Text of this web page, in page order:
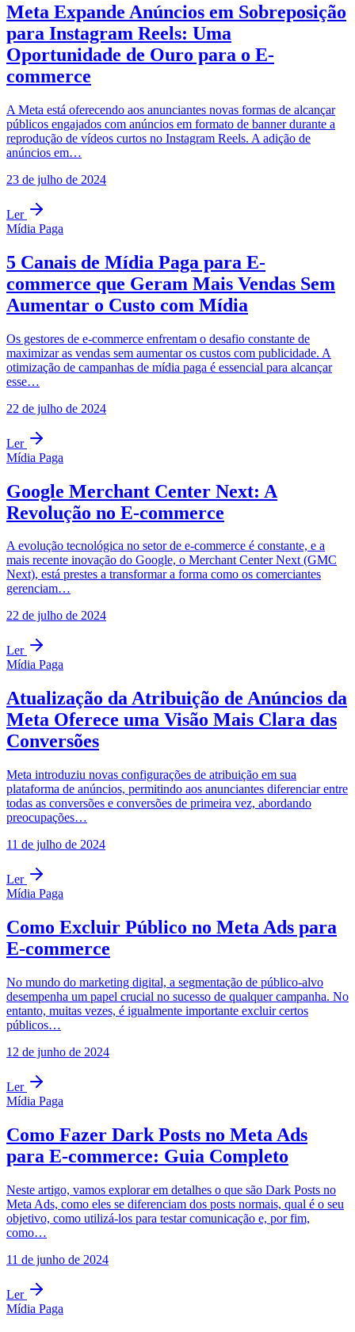
Meta Expande Anúncios em Sobreposição
para Instagram Reels: Uma
Oportunidade de Ouro para o E-
commerce
A Meta está oferecendo aos anunciantes novas formas de alcançar
públicos engajados com anúncios em formato de banner durante a
reprodução de vídeos curtos no Instagram Reels. A adição de
anúncios em…
23 de julho de 2024
Ler
Mídia Paga
5 Canais de Mídia Paga para E-
commerce que Geram Mais Vendas Sem
Aumentar o Custo com Mídia
Os gestores de e-commerce enfrentam o desafio constante de
maximizar as vendas sem aumentar os custos com publicidade. A
otimização de campanhas de mídia paga é essencial para alcançar
esse…
22 de julho de 2024
Ler
Mídia Paga
Google Merchant Center Next: A
Revolução no E-commerce
A evolução tecnológica no setor de e-commerce é constante, e a
mais recente inovação do Google, o Merchant Center Next (GMC
Next), está prestes a transformar a forma como os comerciantes
gerenciam…
22 de julho de 2024
Ler
Mídia Paga
Atualização da Atribuição de Anúncios da
Meta Oferece uma Visão Mais Clara das
Conversões
Meta introduziu novas configurações de atribuição em sua
plataforma de anúncios, permitindo aos anunciantes diferenciar entre
todas as conversões e conversões de primeira vez, abordando
preocupações…
11 de julho de 2024
Ler
Mídia Paga
Como Excluir Público no Meta Ads para
E-commerce
No mundo do marketing digital, a segmentação de público-alvo
desempenha um papel crucial no sucesso de qualquer campanha. No
entanto, muitas vezes, é igualmente importante excluir certos
públicos…
12 de junho de 2024
Ler
Mídia Paga
Como Fazer Dark Posts no Meta Ads
para E-commerce: Guia Completo
Neste artigo, vamos explorar em detalhes o que são Dark Posts no
Meta Ads, como eles se diferenciam dos posts normais, qual é o seu
objetivo, como utilizá-los para testar comunicação e, por fim,
como…
11 de junho de 2024
Ler
Mídia Paga